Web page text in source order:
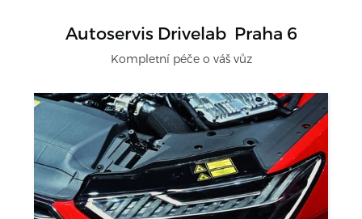
Autoservis Drivelab Praha 6
Kompletní péče o váš vůz